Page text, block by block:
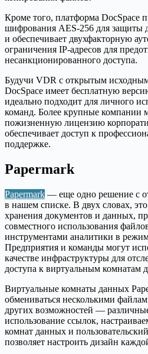
Кроме того, платформа DocSpace
шифрования AES-256 для защиты
и обеспечивает двухфакторную
ограничения IP-адресов для
несанкционированного доступа.
Будучи VDR с открытым
DocSpace имеет бесплатную
идеально подходит для личного
команд. Более крупные компании
пожизненную лицензию
обеспечивает доступ к
поддержке.
Papermark
Papermark — еще одно решение с
в нашем списке. В двух словах,
хранения документов и данных,
совместного использования
инструментами аналитики в
Предприятия и команды могут
качестве инфраструктуры для
доступа к виртуальным комнатам
Виртуальные комнаты данных
обмениваться несколькими
других возможностей —
использование ссылок,
комнат данных и
позволяет настроить дизайн